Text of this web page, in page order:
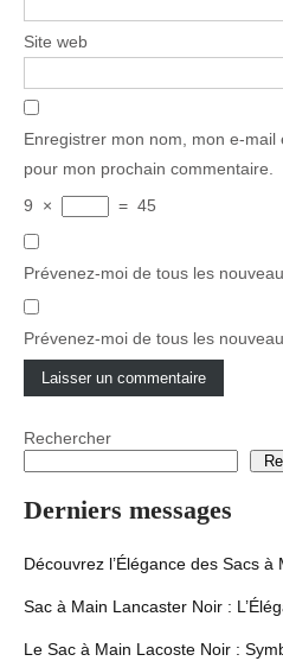
Site web
Enregistrer mon nom, mon e-
pour mon prochain commentaire.
9
× = 45
Prévenez-moi de tous les
Prévenez-moi de tous les
Rechercher
Derniers messages
Découvrez l’Élégance des Sacs à
Sac à Main Lancaster Noir :
Le Sac à Main Lacoste Noir :